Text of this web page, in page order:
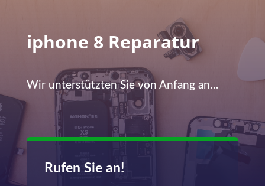
iphone 8 Reparatur
Wir unterstützten Sie von Anfang an…
Rufen Sie an!